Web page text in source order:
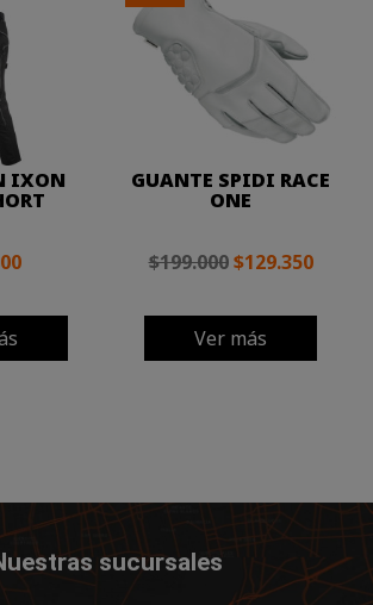
IXON GUANTE SPIDI RACE
ONE
$199.000 $129.350
Ver más
sucursales